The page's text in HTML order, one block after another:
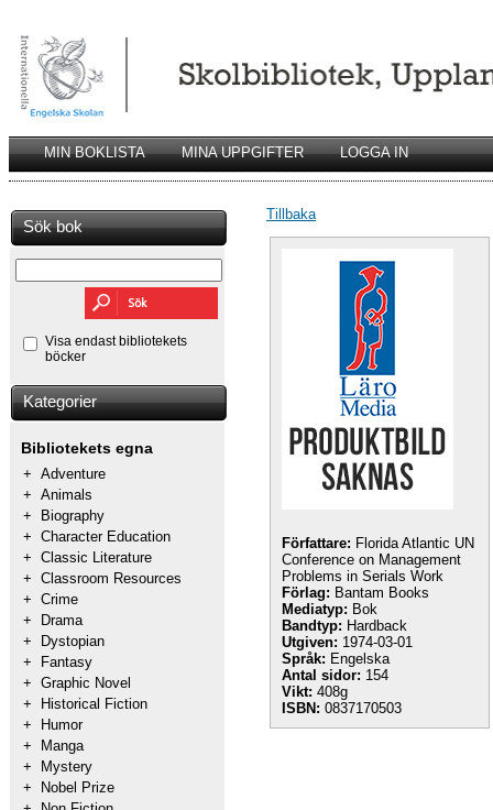
MIN BOKLISTA MINA UPPGIFTER LOGGA IN
Sök bok
Visa endast bibliotekets
böcker
Kategorier
Bibliotekets egna
+ Adventure
+ Animals
+
Biography
+ Character Education
+ Classic Literature
+ Classroom Resources
+ Crime
+
Drama
+
Dystopian
+
Fantasy
+ Graphic Novel
+
Historical Fiction
+
Humor
+
Manga
+
Mystery
+
Nobel Prize
Tillbaka
Författare: Florida Atlantic UN
Conference on Management
Problems in Serials Work
Förlag: Bantam Books
Mediatyp: Bok
Bandtyp: Hardback
Utgiven: 1974-03-01
Språk: Engelska
Antal sidor: 154
Vikt: 408g
ISBN: 0837170503